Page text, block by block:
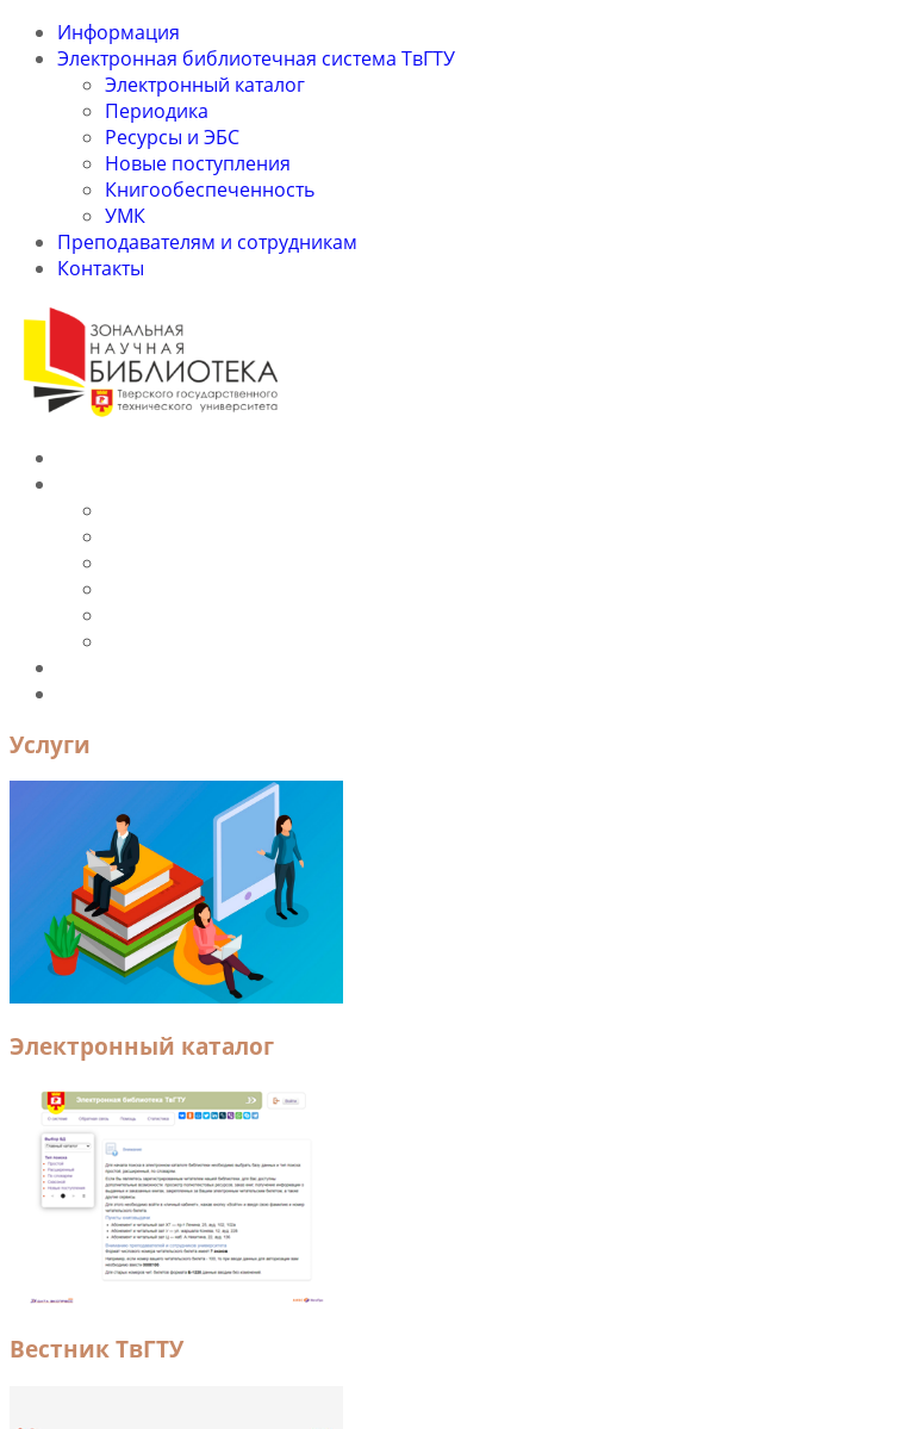
Информация
Электронная библиотечная система ТвГТУ
Электронный каталог
Периодика
Ресурсы и ЭБС
Новые поступления
Книгообеспеченность
УМК
Преподавателям и сотрудникам
Контакты
Услуги
Электронный каталог
Вестник ТвГТУ